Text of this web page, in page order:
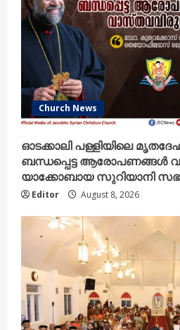
Church News
ഓടക്കാലി പള്ളിയിലെ
ബന്ധപ്പെട്ട ആരോപണങ്ങൾ
യാക്കോബായ സുറിയാനി സഭ
Editor August 8, 2026